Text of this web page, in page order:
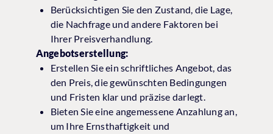
Berücksichtigen Sie den Zustand, die Lage,
die Nachfrage und andere Faktoren bei
Ihrer Preisverhandlung.
Angebotserstellung:
Erstellen Sie ein schriftliches Angebot, das
den Preis, die gewünschten Bedingungen
und Fristen klar und präzise darlegt.
Bieten Sie eine angemessene Anzahlung an,
um Ihre Ernsthaftigkeit und